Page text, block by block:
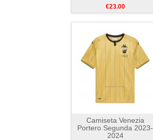
€23.00
Camiseta Venezia
Portero Segunda 2023-
2024